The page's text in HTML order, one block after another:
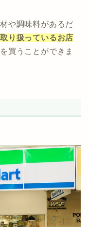
や調味料があるだ
り扱っているお店
買うことができま